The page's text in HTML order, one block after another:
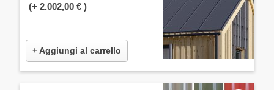
(+ 2.002,00 € )
+ Aggiungi al carrello